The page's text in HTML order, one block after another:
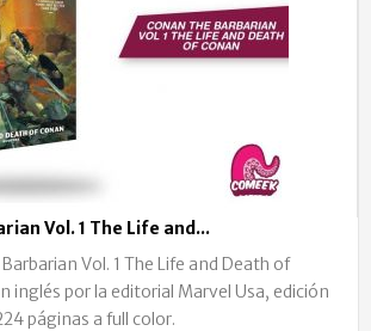
Vol. 1 The Life and...
Vol. 1 The Life and Death of
inglés por la editorial Marvel Usa, edición
páginas a full color.